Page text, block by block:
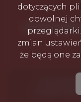
social media
Firma
Program dla
dotyczących
dowolnej
zmian
że będą one